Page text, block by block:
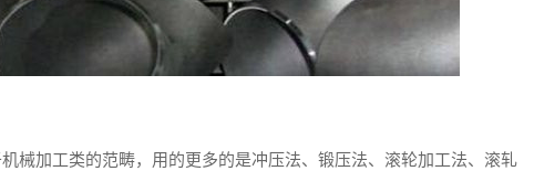
械加工类的范畴，用的更多的是冲压法、锻压法、滚轮加工法、滚轧